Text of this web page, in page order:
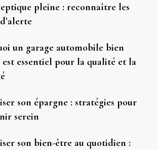
pleine : reconnaître les
un garage automobile bien
est essentiel pour la qualité et la
son épargne : stratégies pour
serein
son bien-être au quotidien :